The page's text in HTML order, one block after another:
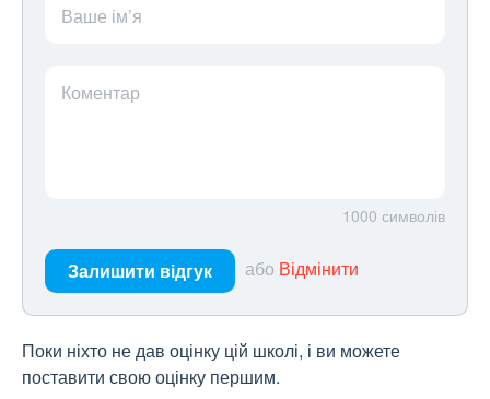
Ваше ім’я
Коментар
1000 символів
Залишити відгук або Відмінити
Поки ніхто не дав оцінку цій школі, і ви можете
поставити свою оцінку першим.